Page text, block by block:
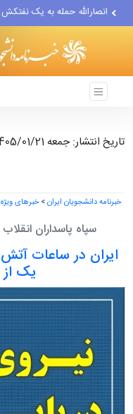
انصارالله حمله به یک نفتکش...
حادثه امنیتی دریایی در
لفاظی جدید نتانیاهو علیه ایران
تاریخ انتشار: جمعه 1405/01/21 - 01:45
خبرنامه دانشجویان ایران>خبرهای ویژه
سپاه پاسداران
ایران در ساعات
یک